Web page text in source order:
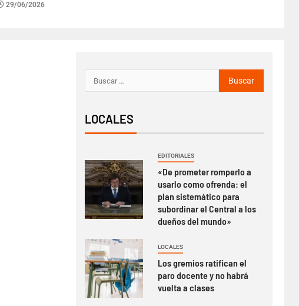
29/06/2026
LOCALES
EDITORIALES
«De prometer romperlo a
usarlo como ofrenda: el
plan sistemático para
subordinar el Central a los
dueños del mundo»
LOCALES
Los gremios ratifican el
paro docente y no habrá
vuelta a clases